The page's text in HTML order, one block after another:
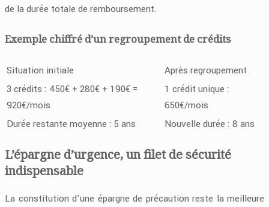
de la durée totale de remboursement.
Exemple chiffré d’un regroupement de crédits
Situation initiale
Après regroupement
3 crédits : 450€ + 280€ + 190€ =
920€/mois
1 crédit unique :
650€/mois
Durée restante moyenne : 5 ans
Nouvelle durée : 8 ans
L’épargne d’urgence, un filet de sécurité
indispensable
La constitution d’une épargne de précaution reste la meilleure